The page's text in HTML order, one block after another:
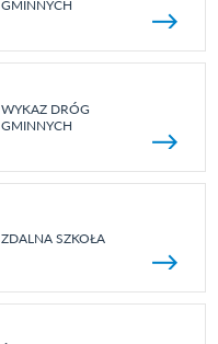
GMINNYCH
WYKAZ DRÓG
GMINNYCH
ZDALNA SZKOŁA